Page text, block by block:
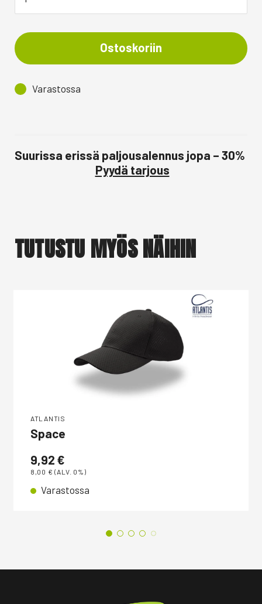
Ostoskoriin
Varastossa
Suurissa erissä paljousalennus jopa – 30%
Pyydä tarjous
TUTUSTU MYÖS NÄIHIN
ATLANTIS
Space
9,92 €
8,00 € (ALV. 0%)
Varastossa